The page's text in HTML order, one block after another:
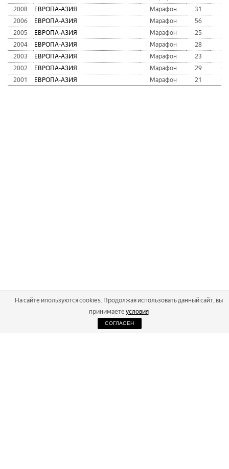
2008
ЕВРОПА-АЗИЯ Марафон 31
2006
ЕВРОПА-АЗИЯ Марафон 56
2005
ЕВРОПА-АЗИЯ Марафон 25
2004
ЕВРОПА-АЗИЯ Марафон 28
2003
ЕВРОПА-АЗИЯ Марафон 23
2002
ЕВРОПА-АЗИЯ Марафон 29
2001
ЕВРОПА-АЗИЯ Марафон 21
На сайте ипользуются cookies. Продолжая использовать данный сайт, вы
принимаете условия
СОГЛАСЕН